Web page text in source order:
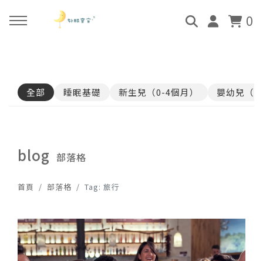
0
關於好眠師
好眠師服務
好眠寶寶 X 企業合作
好眠師認證班
畢業顧問
諮詢服務
0-4個月
4個月-3歲
3歲-5歲
好眠學苑
學苑評價
全部 睡眠基礎 新生兒（0-4個月） 嬰幼兒（
blog 部落格
首頁 部落格 Tag: 旅行